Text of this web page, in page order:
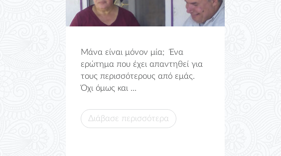
Μάνα είναι μόνον μία; Ένα
ερώτημα που έχει απαντηθεί για
τους περισσότερους από εμάς.
Όχι όμως και ...
Διάβασε περισσότερα